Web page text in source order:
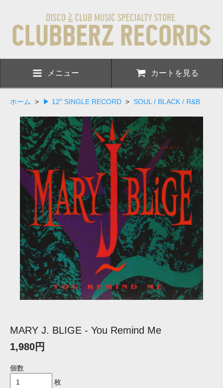
メニュー カートを見る
ホーム > ▶ 12" SINGLE RECORD > SOUL / BLACK / R&B
MARY J. BLIGE - You Remind Me
1,980円
個数
枚